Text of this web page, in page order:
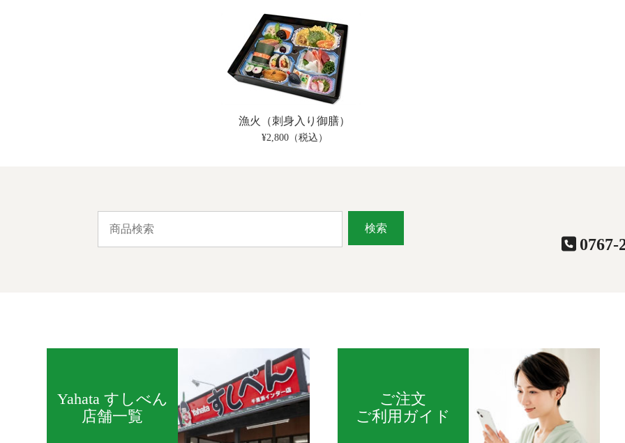
漁火（刺身入り御膳）
¥2,800（税込）
検索
0767-
Yahata すしべん
店舗一覧
ご注文
ご利用ガイド